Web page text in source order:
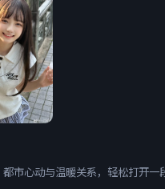
市心动与温暖关系，轻松打开一